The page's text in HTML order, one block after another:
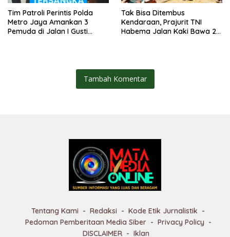
Tim Patroli Perintis Polda
Metro Jaya Amankan 3
Pemuda di Jalan I Gusti
Tak Bisa Ditembus
Kendaraan, Prajurit TNI
Habema Jalan Kaki Bawa 2
Tambah Komentar
Tentang Kami Redaksi
Kode Etik Jurnalistik
Pedoman Pemberitaan Media Siber
Privacy Policy
DISCLAIMER
Iklan